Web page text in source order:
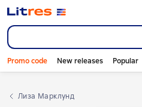
Promo code New releases Popular
Лиза Марклунд